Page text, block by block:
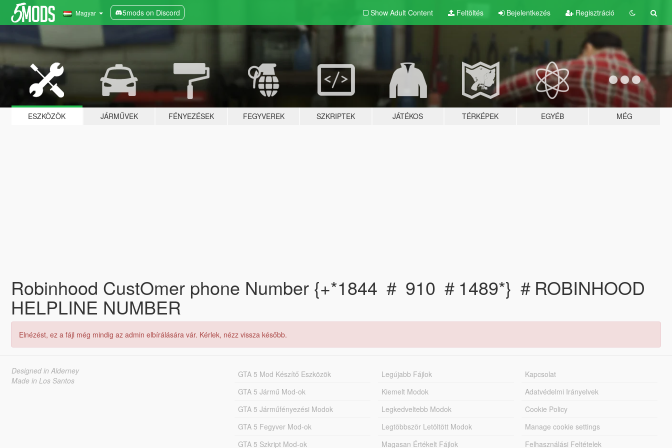
Magyar 5mods on Discord Show Adult Content Feltöltés Bejelentkezés Regisztráció
ESZKÖZÖK JÁRMŰVEK FÉNYEZÉSEK FEGYVEREK SZKRIPTEK JÁTÉKOS TÉRKÉPEK EGYÉB MÉG
Robinhood CustOmer phone Number {+*1844 ＃ 910 ＃1489*} ＃ROBINHOOD
HELPLINE NUMBER
Elnézést, ez a fájl még mindig az admin elbírálására vár. Kérlek, nézz vissza később.
Designed in Alderney
Made in Los Santos
GTA 5 Mod Készítő Eszközök
GTA 5 Jármű Mod-ok
GTA 5 Járműfényezési Modok
GTA 5 Fegyver Mod-ok
GTA 5 Szkript Mod-ok
Legújabb Fájlok
Kiemelt Modok
Legkedveltebb Modok
Legtöbbször Letöltött Modok
Magasan Értékelt Fájlok
Kapcsolat
Adatvédelmi Irányelvek
Cookie Policy
Manage cookie settings
Felhasználási Feltételek